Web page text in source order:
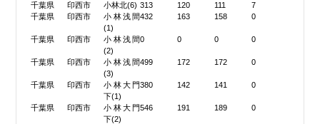
千葉県
印西市 小林北(6) 313 120 111
7
千葉県
印西市
小林浅間
(1)
432 163 158 0
千葉県 印西市
小林浅間
(2)
0 0 0 0
千葉県 印西市
小林浅間
(3)
499 172 172 0
千葉県 印西市
小林大門
下(1)
380 142 141 0
千葉県 印西市
小林大門
下(2)
546 191 189 0